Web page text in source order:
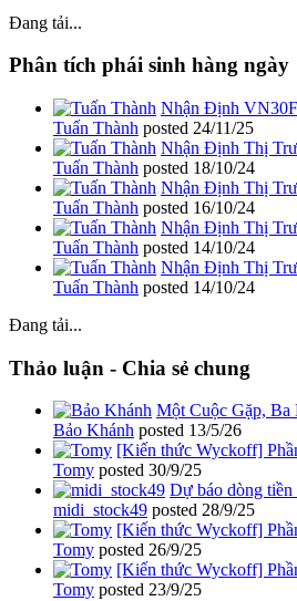
Đang tải...
Phân tích phái sinh hàng ngày
Nhận Định
Tuấn Thành posted 24/11/25
Nhận Định Thị
Tuấn Thành posted 18/10/24
Nhận Định Thị
Tuấn Thành posted 16/10/24
Nhận Định Thị
Tuấn Thành posted 14/10/24
Nhận Định Thị
Tuấn Thành posted 14/10/24
Đang tải...
Thảo luận - Chia sẻ chung
Một Cuộc Gặp, Ba
Bảo Khánh posted 13/5/26
[Kiến thức Wyckoff]
Tomy posted 30/9/25
Dự báo dòng tiền
midi_stock49 posted 28/9/25
[Kiến thức Wyckoff]
Tomy posted 26/9/25
[Kiến thức Wyckoff]
Tomy posted 23/9/25